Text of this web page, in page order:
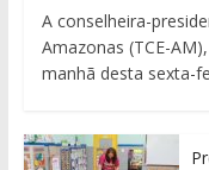
A conselheira-
Amazonas (TCE-
manhã desta sexta-